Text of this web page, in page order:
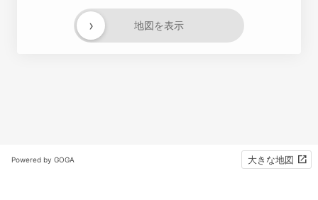
地図を表示
›
Powered by GOGA 大きな地図